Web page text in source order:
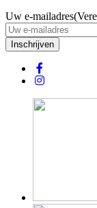
Uw e-mailadres